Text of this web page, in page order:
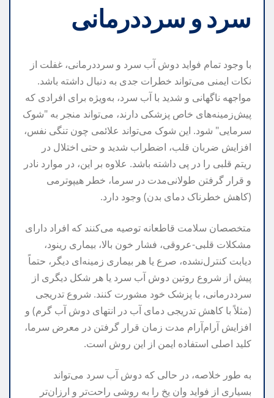
سرد و سرددرمانی
با وجود تمام فواید دوش آب سرد و سرددرمانی، غفلت از
نکات ایمنی می‌تواند خطرات جدی به دنبال داشته باشد.
مواجهه ناگهانی و شدید با آب سرد، به‌ویژه برای افرادی که
پیش‌زمینه‌های خاص پزشکی دارند، می‌تواند منجر به "شوک
سرمایی" شود. این شوک می‌تواند علائمی چون تنگی نفس،
افزایش ضربان قلب، اضطراب شدید و حتی اختلال در
ریتم قلبی را در پی داشته باشد. علاوه بر این، در موارد نادر
و قرار گرفتن طولانی‌مدت در سرما، خطر هیپوترمی
(کاهش خطرناک دمای بدن) وجود دارد.
متخصصان سلامت قاطعانه توصیه می‌کنند که افراد دارای
مشکلات قلبی-عروقی، فشار خون بالا، بیماری رینود،
دیابت کنترل‌نشده، صرع یا هر بیماری زمینه‌ای دیگر، حتماً
پیش از شروع روتین دوش آب سرد یا هر شکل دیگری از
سرددرمانی، با پزشک خود مشورت کنند. شروع تدریجی
(مثلاً با کاهش تدریجی دمای آب در انتهای دوش آب گرم) و
افزایش آرام‌آرام مدت زمان قرار گرفتن در معرض سرما،
کلید اصلی استفاده ایمن از این روش است.
به طور خلاصه، در حالی که دوش آب سرد می‌تواند
بسیاری از فواید وان یخ را به روشی راحت‌تر و ارزان‌تر